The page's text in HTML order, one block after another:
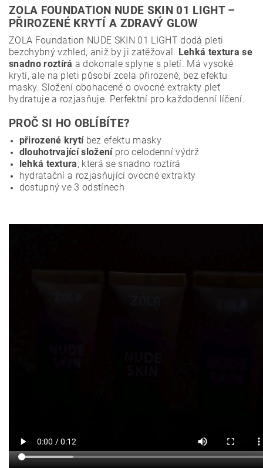
ZOLA FOUNDATION NUDE SKIN 01 LIGHT –
PŘIROZENÉ KRYTÍ A ZDRAVÝ GLOW
ZOLA Foundation NUDE SKIN 01 LIGHT dodá pleti
bezchybný vzhled, aniž by ji zatěžoval. Lehká textura se
snadno roztírá a dokonale splyne s pletí. Má vysoké
krytí, ale na pleti působí zcela přirozeně, bez efektu
masky. Složení obohacené o ovocné extrakty pleť
hydratuje a rozjasňuje. Perfektní pro každodenní líčení.
PROČ SI HO OBLÍBÍTE?
přirozené krytíbez efektu masky
dlouhotrvající složenípro celodenní výdrž
lehká textura, která se snadno roztírá
hydratační a rozjasňující ovocné extrakty
dostupný ve 3 odstínech